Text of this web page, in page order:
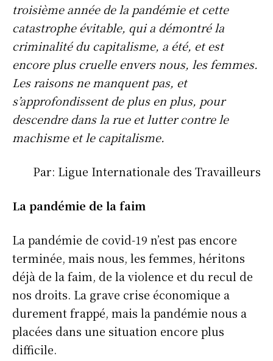
troisième année de la pandémie et cette
catastrophe évitable, qui a démontré la
criminalité du capitalisme, a été, et est
encore plus cruelle envers nous, les femmes.
Les raisons ne manquent pas, et
s’approfondissent de plus en plus, pour
descendre dans la rue et lutter contre le
machisme et le capitalisme.
Par: Ligue Internationale des Travailleurs
La pandémie de la faim
La pandémie de covid-19 n’est pas encore
terminée, mais nous, les femmes, héritons
déjà de la faim, de la violence et du recul de
nos droits. La grave crise économique a
durement frappé, mais la pandémie nous a
placées dans une situation encore plus
difficile.